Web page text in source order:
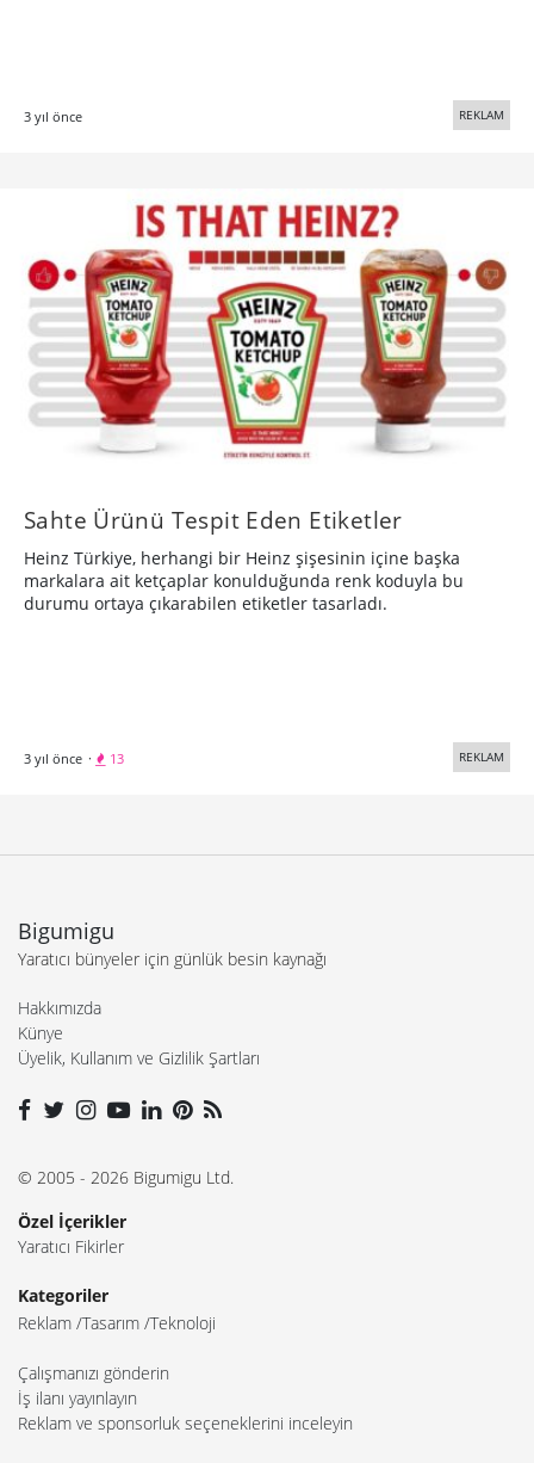
3 yıl önce REKLAM
Sahte Ürünü Tespit Eden Etiketler
Heinz Türkiye, herhangi bir Heinz şişesinin içine başka
markalara ait ketçaplar konulduğunda renk koduyla bu
durumu ortaya çıkarabilen etiketler tasarladı.
3 yıl önce · 13 REKLAM
Bigumigu
Yaratıcı bünyeler için günlük besin kaynağı
Hakkımızda
Künye
Üyelik, Kullanım ve Gizlilik Şartları
© 2005 - 2026 Bigumigu Ltd.
Özel İçerikler
Yaratıcı Fikirler
Kategoriler
Reklam Tasarım Teknoloji
Çalışmanızı gönderin
İş ilanı yayınlayın
Reklam ve sponsorluk seçeneklerini inceleyin